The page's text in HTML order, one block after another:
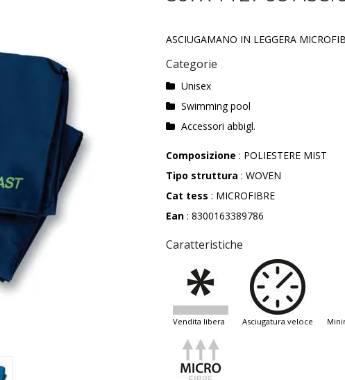
ASCIUGAMANO IN LEGGERA
Categorie
Unisex
Swimming pool
Accessori abbigl.
Composizione : POLIESTERE MIST
Tipo struttura : WOVEN
Cat tess : MICROFIBRE
Ean : 8300163389786
Caratteristiche
vendita libera asciugatura veloce